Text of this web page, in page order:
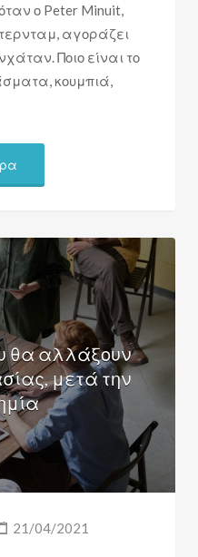
ο Peter Minuit,
αγοράζει
Ποιο είναι το
κουμπιά,
θα αλλάξουν
μετά την
21/04/2021